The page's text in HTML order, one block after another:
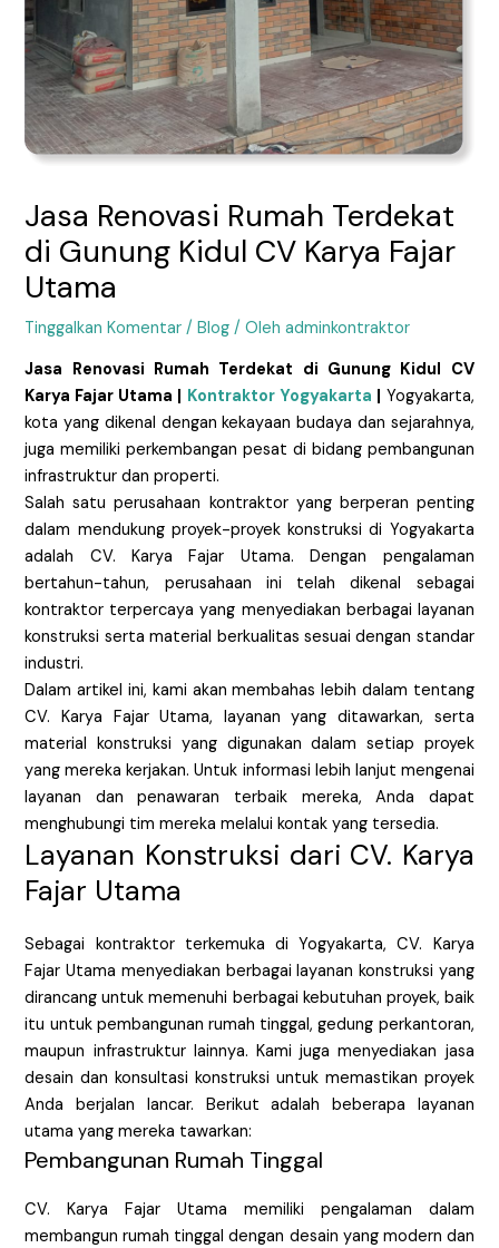
Jasa Renovasi Rumah Terdekat
di Gunung Kidul CV Karya Fajar
Utama
Tinggalkan Komentar /Blog / Olehadminkontraktor
Jasa Renovasi Rumah Terdekat di Gunung Kidul CV
Karya Fajar Utama | Kontraktor Yogyakarta | Yogyakarta,
kota yang dikenal dengan kekayaan budaya dan sejarahnya,
juga memiliki perkembangan pesat di bidang pembangunan
infrastruktur dan properti.
Salah satu perusahaan kontraktor yang berperan penting
dalam mendukung proyek-proyek konstruksi di Yogyakarta
adalah CV. Karya Fajar Utama. Dengan pengalaman
bertahun-tahun, perusahaan ini telah dikenal sebagai
kontraktor terpercaya yang menyediakan berbagai layanan
konstruksi serta material berkualitas sesuai dengan standar
industri.
Dalam artikel ini, kami akan membahas lebih dalam tentang
CV. Karya Fajar Utama, layanan yang ditawarkan, serta
material konstruksi yang digunakan dalam setiap proyek
yang mereka kerjakan. Untuk informasi lebih lanjut mengenai
layanan dan penawaran terbaik mereka, Anda dapat
menghubungi tim mereka melalui kontak yang tersedia.
Layanan Konstruksi dari CV. Karya
Fajar Utama
Sebagai kontraktor terkemuka di Yogyakarta, CV. Karya
Fajar Utama menyediakan berbagai layanan konstruksi yang
dirancang untuk memenuhi berbagai kebutuhan proyek, baik
itu untuk pembangunan rumah tinggal, gedung perkantoran,
maupun infrastruktur lainnya. Kami juga menyediakan jasa
desain dan konsultasi konstruksi untuk memastikan proyek
Anda berjalan lancar. Berikut adalah beberapa layanan
utama yang mereka tawarkan:
Pembangunan Rumah Tinggal
CV. Karya Fajar Utama memiliki pengalaman dalam
membangun rumah tinggal dengan desain yang modern dan